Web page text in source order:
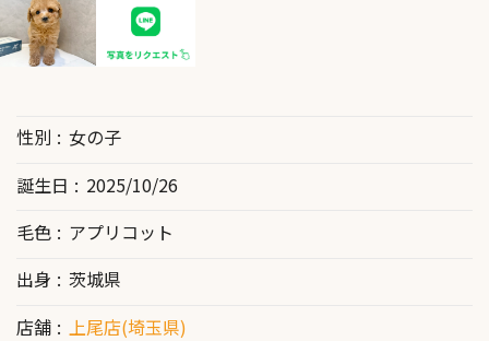
性別
女の子
誕生日
2025/10/26
毛色
アプリコット
出身
茨城県
店舗
上尾店(埼玉県)